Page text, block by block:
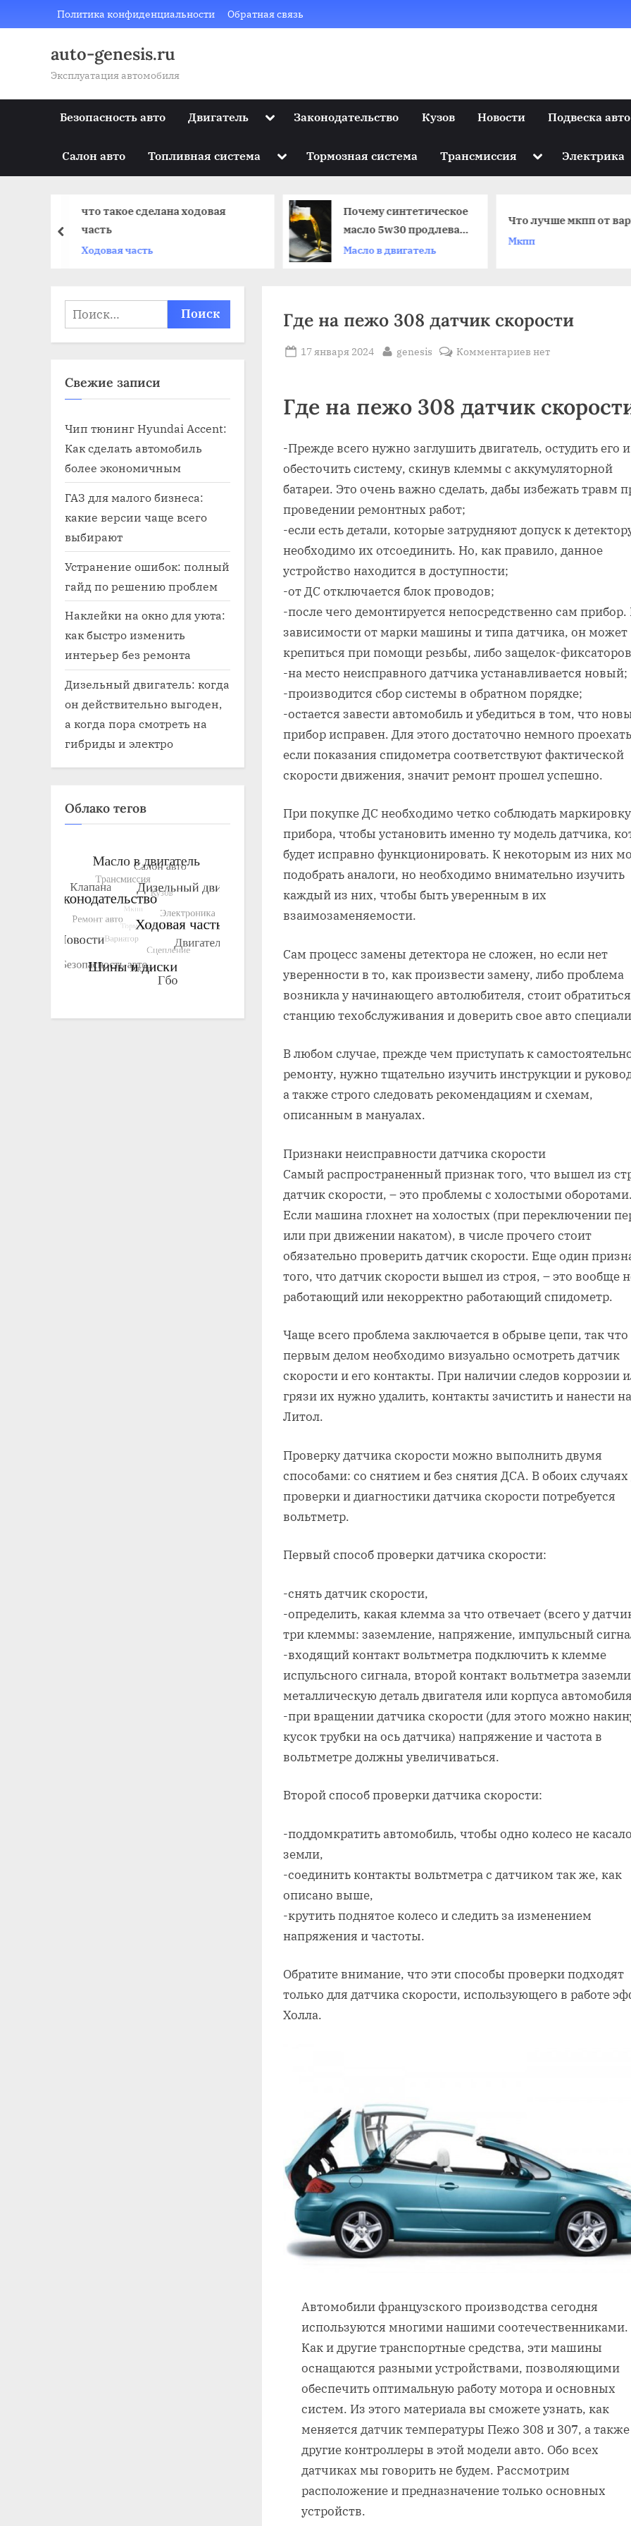
to
Политика конфиденциальности Обратная связь
auto-genesis.ru
Эксплуатация автомобиля
Безопасность авто Двигатель ToggleЗаконодательство Кузов Новости Подвеска авто
Салон авто Топливная система Toggle
menu
Тормозная система Трансмиссия Toggle
menu
Электрика
что такое сделана ходовая
часть
Ходовая часть
Почему синтетическое
масло 5w30 продлевает
жизнь двигателю и
Масло в двигатель
Что лучше мкпп от
Мкпп
prev
Где на пежо 308 датчик скорости
Posted
17 января 2024 By
genesis Комментариев к
на
датчик
скорости
нет
Где на пежо 308 датчик
-Прежде всего нужно заглушить двигатель, остудить его и
обесточить систему, скинув клеммы с аккумуляторной
батареи. Это очень важно сделать, дабы избежать травм
проведении ремонтных работ;
-если есть детали, которые затрудняют допуск к
необходимо их отсоединить. Но, как правило, данное
устройство находится в доступности;
-от ДС отключается блок проводов;
-после чего демонтируется непосредственно сам прибор.
зависимости от марки машины и типа датчика, он может
крепиться при помощи резьбы, либо защелок-
-на место неисправного датчика устанавливается новый;
-производится сбор системы в обратном порядке;
-остается завести автомобиль и убедиться в том, что
прибор исправен. Для этого достаточно немного
если показания спидометра соответствуют фактической
скорости движения, значит ремонт прошел успешно.
При покупке ДС необходимо четко соблюдать маркировку
прибора, чтобы установить именно ту модель датчика,
будет исправно функционировать. К некоторым из них
подобрать аналоги, но необходимо внимательно изучить
каждый из них, чтобы быть уверенным в их
взаимозаменяемости.
Сам процесс замены детектора не сложен, но если нет
уверенности в то, как произвести замену, либо проблема
возникла у начинающего автолюбителя, стоит
станцию техобслуживания и доверить свое авто
В любом случае, прежде чем приступать к
ремонту, нужно тщательно изучить инструкции и
а также строго следовать рекомендациям и схемам,
описанным в мануалах.
Признаки неисправности датчика скорости
Самый распространенный признак того, что вышел из
датчик скорости, – это проблемы с холостыми оборотами.
Если машина глохнет на холостых (при переключении
или при движении накатом), в числе прочего стоит
обязательно проверить датчик скорости. Еще один
того, что датчик скорости вышел из строя, – это вообще
работающий или некорректно работающий спидометр.
Чаще всего проблема заключается в обрыве цепи, так что
первым делом необходимо визуально осмотреть датчик
скорости и его контакты. При наличии следов коррозии
грязи их нужно удалить, контакты зачистить и нанести
Литол.
Проверку датчика скорости можно выполнить двумя
способами: со снятием и без снятия ДСА. В обоих случаях
проверки и диагностики датчика скорости потребуется
вольтметр.
Первый способ проверки датчика скорости:
-снять датчик скорости,
-определить, какая клемма за что отвечает (всего у
три клеммы: заземление, напряжение, импульсный
-входящий контакт вольтметра подключить к клемме
испульсного сигнала, второй контакт вольтметра
металлическую деталь двигателя или корпуса
-при вращении датчика скорости (для этого можно
кусок трубки на ось датчика) напряжение и частота в
вольтметре должны увеличиваться.
Второй способ проверки датчика скорости:
-поддомкратить автомобиль, чтобы одно колесо не
земли,
-соединить контакты вольтметра с датчиком так же, как
описано выше,
-крутить поднятое колесо и следить за изменением
напряжения и частоты.
Обратите внимание, что эти способы проверки подходят
только для датчика скорости, использующего в работе
Холла.
Автомобили французского производства сегодня
используются многими нашими соотечественниками.
Как и другие транспортные средства, эти машины
оснащаются разными устройствами, позволяющими
обеспечить оптимальную работу мотора и основных
систем. Из этого материала вы сможете узнать, как
меняется датчик температуры Пежо 308 и 307, а также
другие контроллеры в этой модели авто. Обо всех
датчиках мы говорить не будем. Рассмотрим
расположение и предназначение только основных
устройств.
Найти:
Свежие записи
Чип тюнинг Hyundai Accent:
Как сделать автомобиль
более экономичным
ГАЗ для малого бизнеса:
какие версии чаще всего
выбирают
Устранение ошибок: полный
гайд по решению проблем
Наклейки на окно для уюта:
как быстро изменить
интерьер без ремонта
Дизельный двигатель: когда
он действительно выгоден,
а когда пора смотреть на
гибриды и электро
Облако тегов